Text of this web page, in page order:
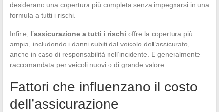
desiderano una copertura più completa senza impegnarsi in una
formula a tutti i rischi.
Infine, l’assicurazione a tutti i rischi offre la copertura più
ampia, includendo i danni subiti dal veicolo dell’assicurato,
anche in caso di responsabilità nell’incidente. È generalmente
raccomandata per veicoli nuovi o di grande valore.
Fattori che influenzano il costo
dell’assicurazione